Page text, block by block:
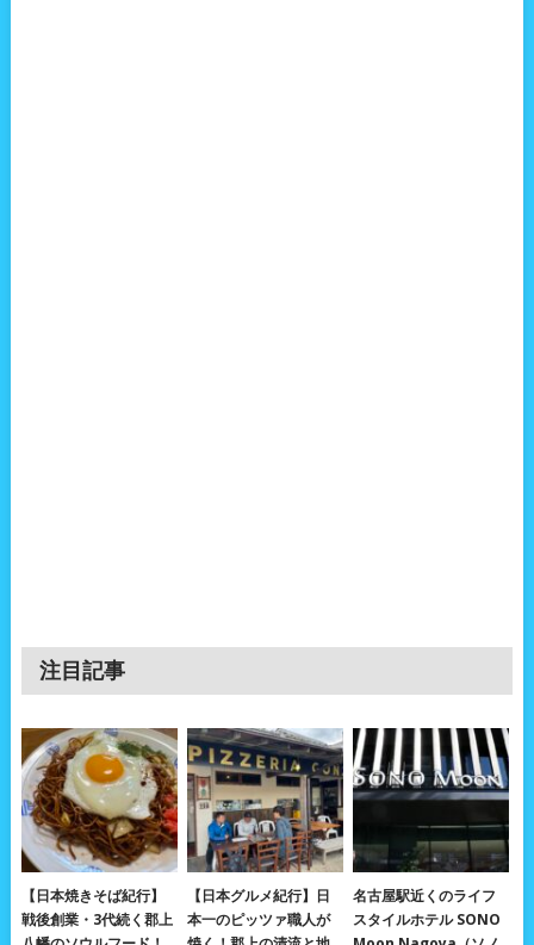
注目記事
【日本焼きそば紀行】
戦後創業・3代続く郡上
【日本グルメ紀行】日
本一のピッツァ職人が
名古屋駅近くのライフ
スタイルホテル SONO